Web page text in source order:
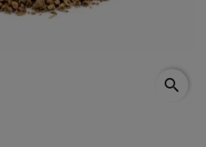
search